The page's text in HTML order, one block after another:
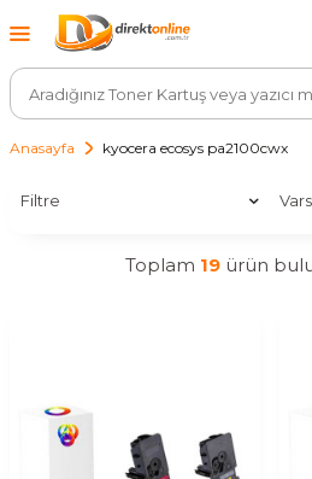
Anasayfa kyocera ecosys pa2100cwx
Filtre
Toplam 19 ürün